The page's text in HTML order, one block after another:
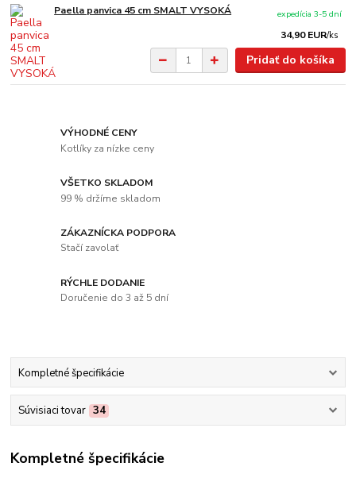
Paella panvica 45 cm SMALT VYSOKÁ
34,90 EUR/ks
expedícia 3-5 dní
Pridať do košíka
VÝHODNÉ CENY
Kotlíky za nízke ceny
VŠETKO SKLADOM
99 % držíme skladom
ZÁKAZNÍCKA PODPORA
Stačí zavolať
RÝCHLE DODANIE
Doručenie do 3 až 5 dní
Kompletné špecifikácie
Súvisiaci tovar 34
Kompletné špecifikácie